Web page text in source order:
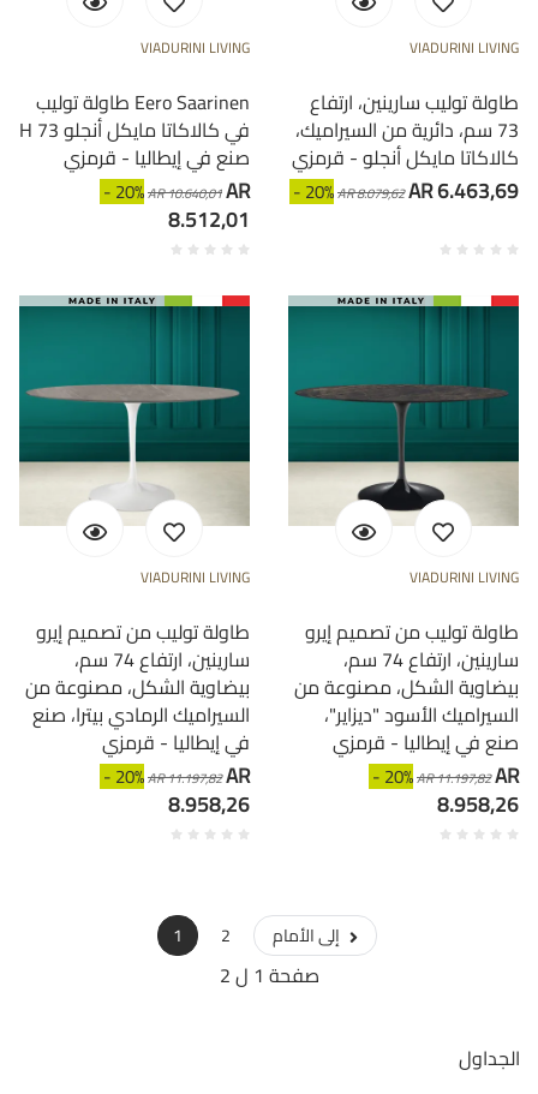
VIADURINI LIVING
طاولة توليب Eero Saarinen
H 73 في كالاكاتا مايكل أنجلو
صنع في إيطاليا - قرمزي
- 20%AR 10.640,01AR
8.512,01
VIADURINI LIVING
طاولة توليب سارينين، ارتفاع
73 سم، دائرية من السيراميك،
كالاكاتا مايكل أنجلو - قرمزي
- 20%AR 8.079,62AR 6.463,69
VIADURINI LIVING
طاولة توليب من تصميم إيرو
سارينين، ارتفاع 74 سم،
بيضاوية الشكل، مصنوعة من
السيراميك الرمادي بيترا، صنع
في إيطاليا - قرمزي
- 20%AR 11.197,82AR
8.958,26
VIADURINI LIVING
طاولة توليب من تصميم إيرو
سارينين، ارتفاع 74 سم،
بيضاوية الشكل، مصنوعة من
السيراميك الأسود "ديزاير"،
صنع في إيطاليا - قرمزي
- 20%AR 11.197,82AR
8.958,26
1 2
صفحة 1 ل 2
الجداول